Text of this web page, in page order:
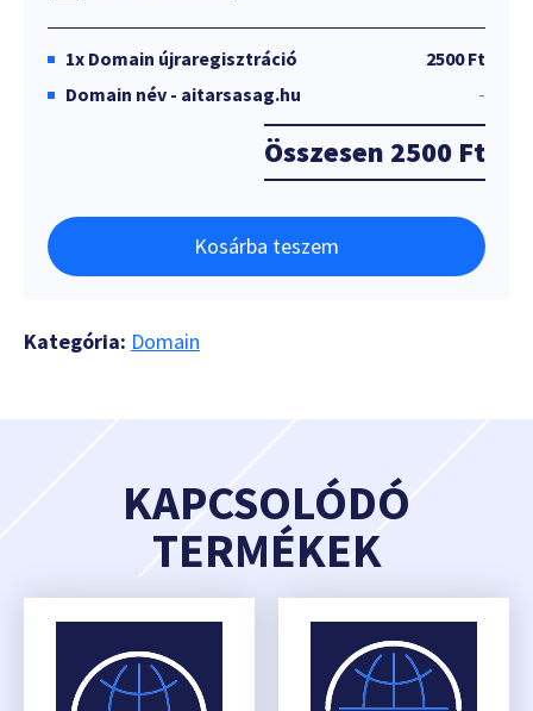
1x Domain újraregisztráció
2500 Ft
Domain név - aitarsasag.hu
-
Összesen 2500 Ft
Kosárba teszem
Kategória: Domain
KAPCSOLÓDÓ
TERMÉKEK